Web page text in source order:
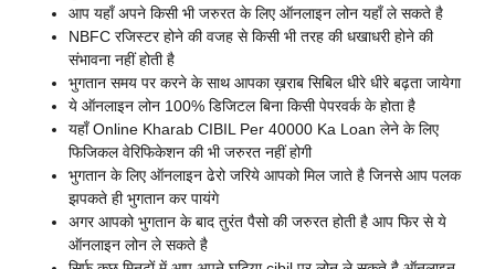
आप यहाँ अपने किसी भी जरुरत के लिए ऑनलाइन लोन यहाँ ले सकते है
NBFC रजिस्टर होने की वजह से किसी भी तरह की धखाधरी होने की
संभावना नहीं होती है
भुगतान समय पर करने के साथ आपका ख़राब सिबिल धीरे धीरे बढ़ता जायेगा
ये ऑनलाइन लोन 100% डिजिटल बिना किसी पेपरवर्क के होता है
यहाँ Online Kharab CIBIL Per 40000 Ka Loan लेने के लिए
फिजिकल वेरिफिकेशन की भी जरुरत नहीं होगी
भुगतान के लिए ऑनलाइन ढेरो जरिये आपको मिल जाते है जिनसे आप पलक
झपकते ही भुगतान कर पायंगे
अगर आपको भुगतान के बाद तुरंत पैसो की जरुरत होती है आप फिर से ये
ऑनलाइन लोन ले सकते है